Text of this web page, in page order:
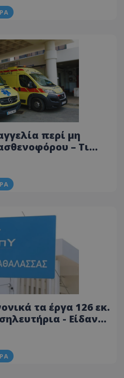
περί μη
– Τι
τα έργα 126 εκ.
- Είδαν
του ΟΚΥπΥ